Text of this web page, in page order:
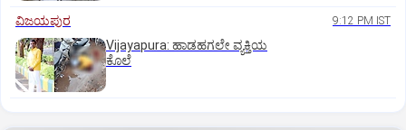
ವಿಜಯಪುರ 9:12 PM IST
Vijayapura: ಹಾಡಹಗಲೇ ವ್ಯಕ್ತಿಯ
ಕೊಲೆ